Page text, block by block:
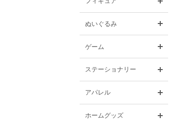
ぬいぐるみ
ゲーム
ステーショナリー
アパレル
ホームグッズ